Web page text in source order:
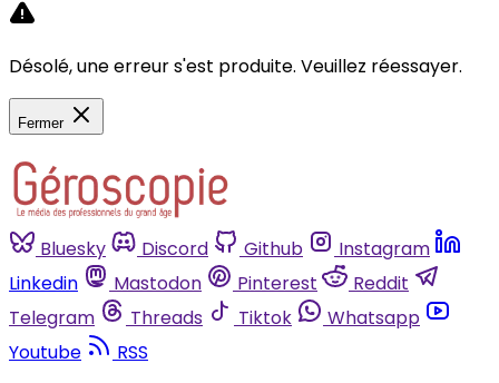
Désolé, une erreur s'est produite. Veuillez réessayer.
Fermer
Bluesky Discord Github
Instagram
Linkedin
Mastodon Pinterest
Reddit
Telegram
Threads Tiktok
Whatsapp
Youtube
RSS